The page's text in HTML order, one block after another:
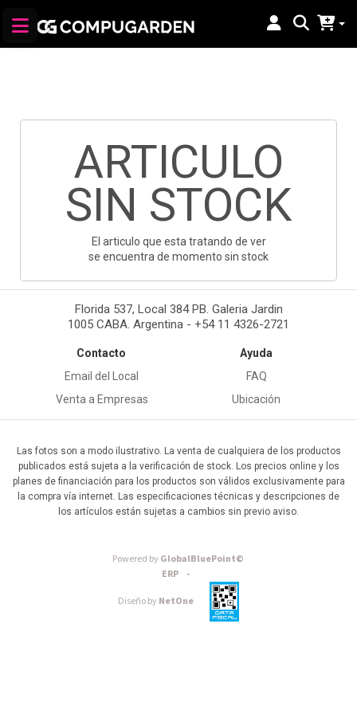
ARTICULO
SIN STOCK
El articulo que esta tratando de ver
se encuentra de momento sin stock
Florida 537, Local 384 PB. Galeria Jardin
1005 CABA. Argentina - +54 11 4326-2721
Contacto
Email del Local
Venta a Empresas
Ayuda
FAQ
Ubicación
Las fotos son a modo ilustrativo. La venta de cualquiera de los productos
publicados está sujeta a la verificación de stock. Los precios online y los
planes de financiación para los productos son válidos exclusivamente para
la compra vía internet. Las especificaciones técnicas y descripciones de
los artículos están sujetas a cambios sin previo aviso.
Powered byGlobalBluePoint©
ERP -
Diseño byNetOne